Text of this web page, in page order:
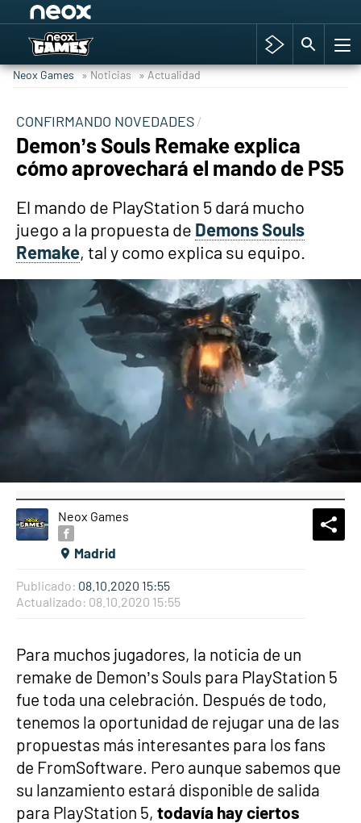
Hyrule Warriors: La Era del Cataclismo
Cyberpunk 2077
Hyrule Warriors
Neox Games » Noticias » Actualidad
CONFIRMANDO NOVEDADES
Demon’s Souls Remake explica
cómo aprovechará el mando de PS5
El mando de PlayStation 5 dará mucho
juego a la propuesta de Demons Souls
Remake, tal y como explica su equipo.
Neox Games
Madrid
Publicado: 08.10.2020 15:55
Actualizado: 08.10.2020 15:55
Para muchos jugadores, la noticia de un
remake de Demon’s Souls para PlayStation 5
fue toda una celebración. Después de todo,
tenemos la oportunidad de rejugar una de las
propuestas más interesantes para los fans
de FromSoftware. Pero aunque sabemos que
su lanzamiento estará disponible de salida
para PlayStation 5, todavía hay ciertos